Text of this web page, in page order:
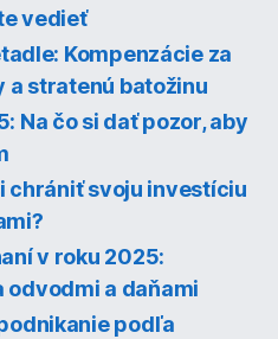
vedieť
Kompenzácie za
a stratenú batožinu
Na čo si dať pozor, aby
chrániť svoju investíciu
v roku 2025:
a daňami
podľa